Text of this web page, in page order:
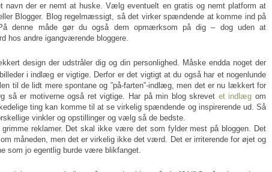
der er nemt at huske. Vælg eventuelt en gratis og nemt platform at
Blogger. Blog regelmæssigt, så det virker spændende at komme ind på
denne måde gør du også dem opmærksom på dig – dog uden at
hos andre igangværende bloggere.
design der udstråler dig og din personlighed. Måske endda noget der
i indlæg er vigtige. Derfor er det vigtigt at du også har et nogenlunde
til de lidt mere spontane og ”på-farten”-indlæg, men det er nu lækkert for
så er motiverne også ret vigtige. Har på min blog skrevet et indlæg om
ting kan komme til at se virkelig spændende og inspirerende ud. Så
vinkler og opstillinger og vælg så de bedste.
reklamer. Det skal ikke være det som fylder mest på bloggen. Det
måneden, men det er virkelig ikke det værd. Det er irriterende for øjet og
som jo egentlig burde være blikfanget.